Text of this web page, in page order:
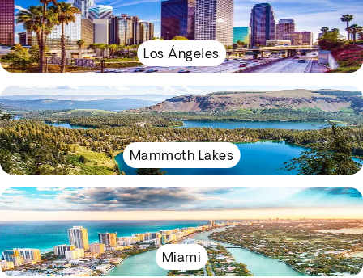
Los Ángeles
Mammoth Lakes
Miami